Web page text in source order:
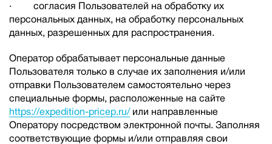
· согласия Пользователей на обработку их
персональных данных, на обработку персональных
данных, разрешенных для распространения.
Оператор обрабатывает персональные данные
Пользователя только в случае их заполнения и/или
отправки Пользователем самостоятельно через
специальные формы, расположенные на сайте
https://expedition-pricep.ru/или направленные
Оператору посредством электронной почты. Заполняя
соответствующие формы и/или отправляя свои